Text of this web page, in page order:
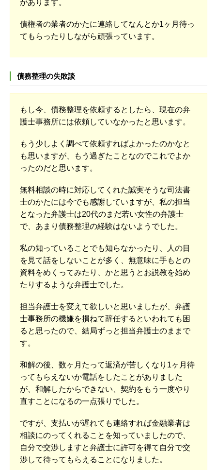
があります。
債権者の業者のかたに連絡してなんとか1ヶ月待っ
てもらったりしながら頑張っています。
債務整理の失敗談
もし今、債務整理を依頼するとしたら、現在の弁
護士事務所には依頼していなかったと思います。
もう少しよく調べて依頼すればよかったのかなと
も思いますが、もう過ぎたことなのでこれでよか
ったのだと思います。
無料相談の時に対応してくれた誠実そうな司法書
士のかたには今でも感謝していますが、私の担当
となった弁護士は20代のまだ若い女性の弁護士
で、あまり債務整理の経験はないようでした。
私の知っていることでも知らなかったり、人の目
を見て話をしないことが多く、無意味に手もとの
資料をめくってみたり、かと思うとお説教を始め
たりするような弁護士でした。
担当弁護士を変えて欲しいと思いましたが、弁護
士事務所の機嫌を損ねて辞任するといわれても困
ると思ったので、結局ずっと担当弁護士のままで
す。
和解の後、数ヶ月たって返済が苦しくなり1ヶ月待
ってもらえないか電話をしたことがありました
が、和解したからできない、契約をもう一度やり
直すことになるの一点張りでした。
ですが、支払いが遅れても連絡すれば金融業者は
相談にのってくれることを知っていましたので、
自分で交渉しますと弁護士に許可を得て自分で交
渉して待ってもらえることになりました。